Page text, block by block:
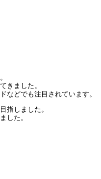
きました。
などでも注目されています。
指しました。
した。